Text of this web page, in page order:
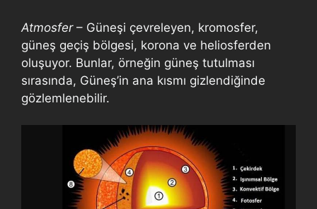
Atmosfer– Güneşi çevreleyen, kromosfer,
güneş geçiş bölgesi, korona ve heliosferden
oluşuyor. Bunlar, örneğin güneş tutulması
sırasında, Güneş’in ana kısmı gizlendiğinde
gözlemlenebilir.